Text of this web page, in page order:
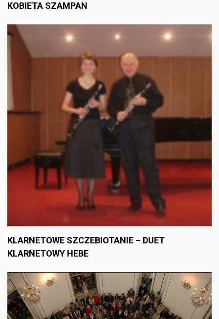
KOBIETA SZAMPAN
KLARNETOWE SZCZEBIOTANIE – DUET
KLARNETOWY HEBE